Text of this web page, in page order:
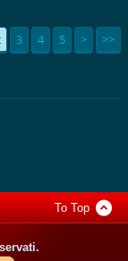
3 4 5 > >>
To Top